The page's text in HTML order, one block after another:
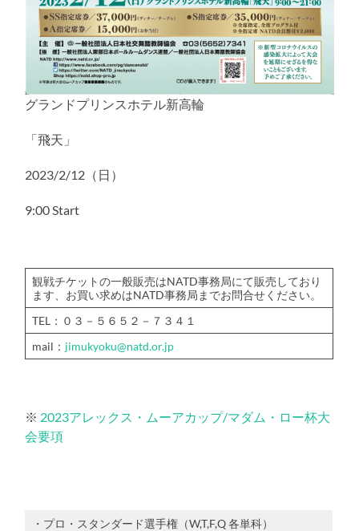
グランドプリンスホテル新高輪
「飛天」
2023/2/12（日）
9:00 Start
観戦チケットの一般販売はNATD事務局にて販売しており
ます、お買い求めはNATD事務局までお問合せください。
TEL：０３－５６５２－７３４１
mail： jimukyoku@natd.or.jp
※ 2023アレックス・ムーアカップ/マダム・ロー杯大
会要項
・プロ・スタンダード選手権（W,T,F,Q 各単科）